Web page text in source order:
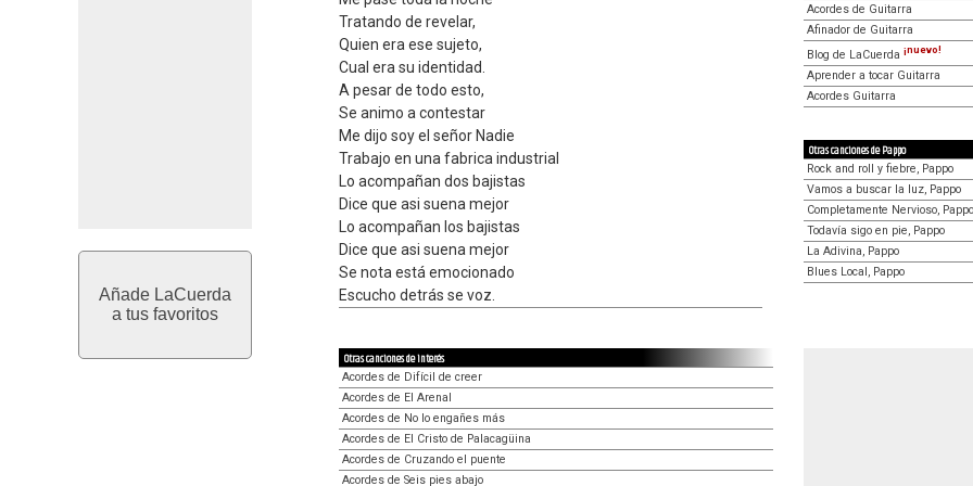
Añade LaCuerda
a tus favoritos
Tratando de revelar,
Quien era ese sujeto,
Cual era su identidad.
A pesar de todo esto,
Se animo a contestar
Me dijo soy el señor Nadie
Trabajo en una fabrica industrial
Lo acompañan dos bajistas
Dice que asi suena mejor
Lo acompañan los bajistas
Dice que asi suena mejor
Se nota está emocionado
Escucho detrás se voz.
Acordes de Guitarra
Afinador de Guitarra
Blog de LaCuerda ¡nuevo!
Aprender a tocar Guitarra
Acordes Guitarra
Otras canciones de Pappo
Rock and roll y fiebre, Pappo
Vamos a buscar la luz, Pappo
Completamente Nervioso, Pappo
Todavía sigo en pie, Pappo
La Adivina, Pappo
Blues Local, Pappo
Otras canciones de interés
Acordes de Difícil de creer
Acordes de El Arenal
Acordes de No lo engañes más
Acordes de El Cristo de Palacagüina
Acordes de Cruzando el puente
Acordes de Seis pies abajo